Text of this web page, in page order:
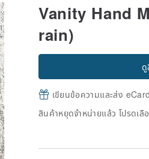
Vanity Hand
rain)
ดู
เขียนข้อความและส่ง
สินค้าหยุดจำหน่ายแล้ว โปรดเลื